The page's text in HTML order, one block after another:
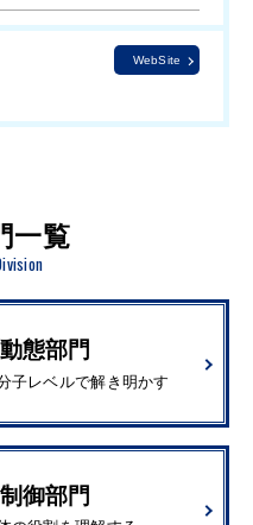
WebSite
一覧
態部門
子レベルで解き明かす
御部門